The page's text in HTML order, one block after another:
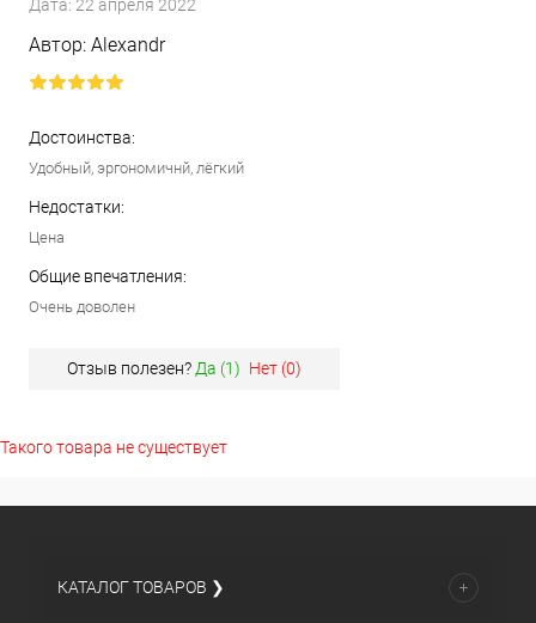
Дата: 22 апреля 2022
Автор: Alexandr
Достоинства:
Удобный, эргономичнй, лёгкий
Недостатки:
Цена
Общие впечатления:
Очень доволен
Отзыв полезен? Да (1) Нет (0)
Такого товара не существует
КАТАЛОГ ТОВАРОВ ❯